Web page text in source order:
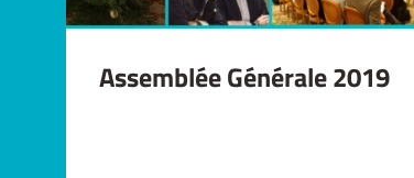
Assemblée Générale 2019